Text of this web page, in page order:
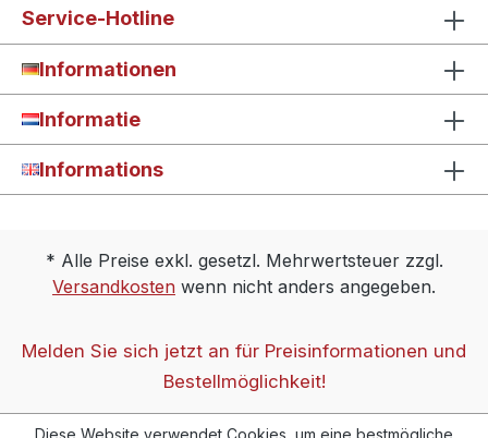
Service-Hotline
Informationen
Informatie
Informations
* Alle Preise exkl. gesetzl. Mehrwertsteuer zzgl.
Versandkosten wenn nicht anders angegeben.
Melden Sie sich jetzt an für Preisinformationen und
Bestellmöglichkeit!
Diese Website verwendet Cookies, um eine bestmögliche